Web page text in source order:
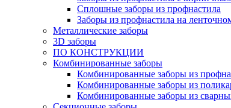
Сплошные заборы из профнастила
Заборы из профнастила на
Металлические заборы
3D заборы
ПО КОНСТРУКЦИИ
Комбинированные заборы
Комбинированные заборы из
Комбинированные заборы из
Комбинированные заборы из